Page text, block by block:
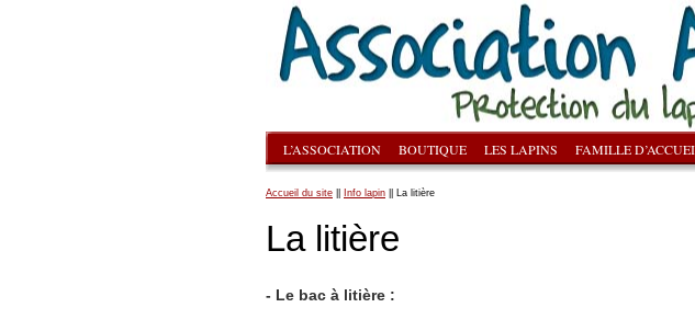
L’ASSOCIATION BOUTIQUE LES LAPINS FAMILLE
Accueil du site Info lapin || La litière
La litière
- Le bac à litière :